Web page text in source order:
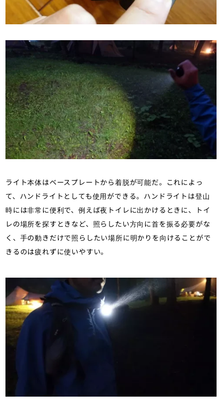
ライト本体はベースプレートから着脱が可能だ。これによっ
て、ハンドライトとしても使用ができる。ハンドライトは登山
時には非常に便利で、例えば夜トイレに出かけるときに、トイ
レの場所を探すときなど、照らしたい方向に首を振る必要がな
く、手の動きだけで照らしたい場所に明かりを向けることがで
きるのは疲れずに使いやすい。